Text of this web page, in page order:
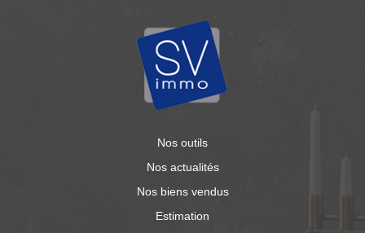
Nos outils
Nos actualités
Nos biens vendus
Estimation